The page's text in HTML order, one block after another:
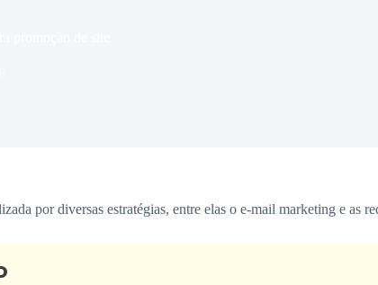
por diversas estratégias, entre elas o e-mail marketing e as